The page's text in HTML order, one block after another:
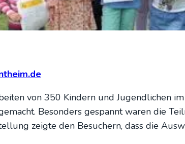
von 350 Kin­dern und Jugend­li­chen
Beson­ders gespannt waren die
zeig­te den Besu­chern, dass die